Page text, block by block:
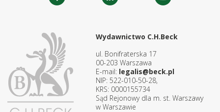
Wydawnictwo C.H.Beck
ul. Bonifraterska 17
00-203 Warszawa
E-mail: legalis@beck.pl
NIP: 522-010-50-28,
KRS: 0000155734
Sąd Rejonowy dla m. st. Warszawy
w Warszawie